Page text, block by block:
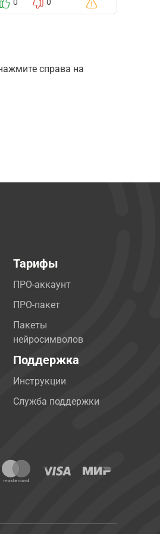
справа на
Тарифы
ПРО-аккаунт
ПРО-пакет
Пакеты
нейросимволов
Поддержка
Инструкции
Служба поддержки